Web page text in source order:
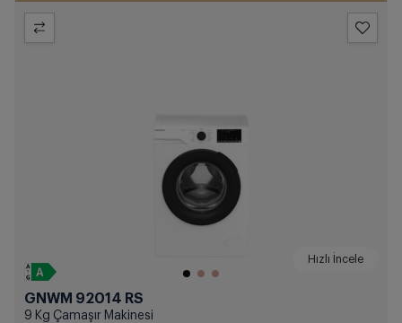
Hızlı İncele
GNWM 92014 RS
9 Kg Çamaşır Makinesi